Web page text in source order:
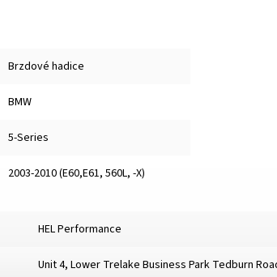
Brzdové hadice
BMW
5-Series
2003-2010 (E60,E61, 560L, -X)
HEL Performance
Unit 4, Lower Trelake Business Park Tedburn